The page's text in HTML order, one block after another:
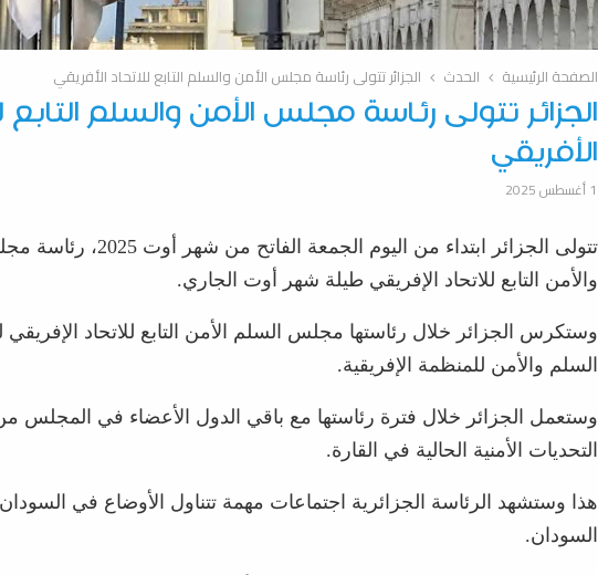
الصفحة الرئيسية الحدث الجزائر تتولى رئاسة مجلس الأمن والسلم التابع للاتحاد الأفريقي
الجزائر تتولى رئاسة مجلس الأمن والسلم التابع
الأفريقي
1 أغسطس 2025
تتولى الجزائر ابتداء من اليوم الجمعة
والأمن التابع للاتحاد الإفريقي طيلة شهر أوت الجاري.
وستكرس الجزائر خلال رئاستها مجلس السلم الأمن التابع للاتحاد الإفريقي
السلم والأمن للمنظمة الإفريقية.
وستعمل الجزائر خلال فترة رئاستها مع باقي الدول الأعضاء في المجلس
التحديات الأمنية الحالية في القارة.
هذا وستشهد الرئاسة الجزائرية اجتماعات مهمة تتناول الأوضاع في
السودان.